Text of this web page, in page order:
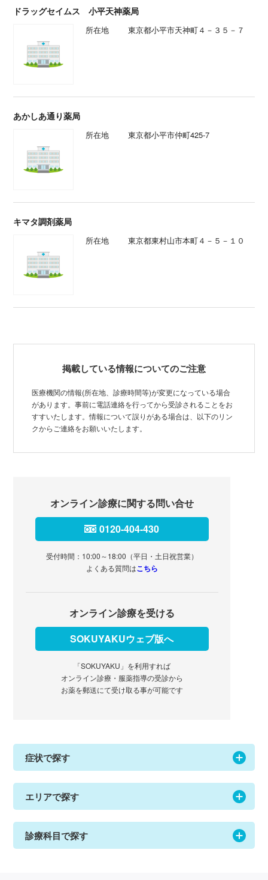
ドラッグセイムス 小平天神薬局
所在地 東京都小平市天神町４－３５－７
あかしあ通り薬局
所在地 東京都小平市仲町425-7
キマタ調剤薬局
所在地 東京都東村山市本町４－５－１０
掲載している情報についてのご注意
医療機関の情報(所在地、診療時間等)が変更になっている場合
があります。事前に電話連絡を行ってから受診されることをお
すすいたします。情報について誤りがある場合は、以下のリン
クからご連絡をお願いいたします。
オンライン診療に関する問い合せ
0120-404-430
受付時間：10:00～18:00（平日・土日祝営業）
よくある質問はこちら
オンライン診療を受ける
SOKUYAKUウェブ版へ
「SOKUYAKU」を利用すれば
オンライン診療・服薬指導の受診から
お薬を郵送にて受け取る事が可能です
症状で探す
エリアで探す
診療科目で探す